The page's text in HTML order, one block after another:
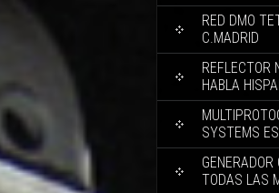
RED DMO
C.MADRID
REFLECTOR
HABLA
SYSTEMS
GENERADOR
TODAS LAS